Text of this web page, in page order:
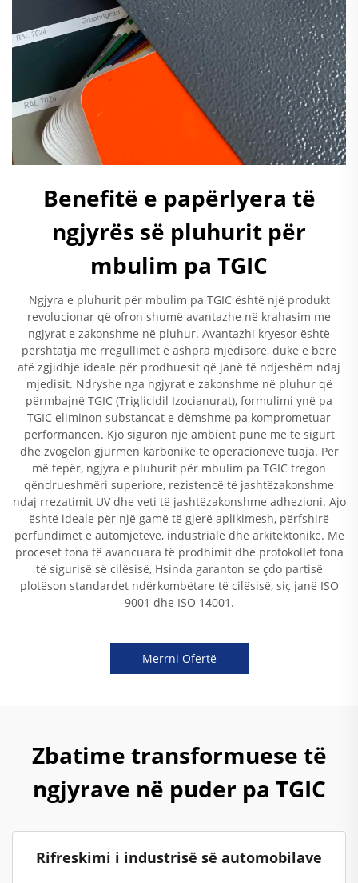
Benefitë e papërlyera të
ngjyrës së pluhurit për
mbulim pa TGIC
Ngjyra e pluhurit për mbulim pa TGIC është një produkt
revolucionar që ofron shumë avantazhe në krahasim me
ngjyrat e zakonshme në pluhur. Avantazhi kryesor është
përshtatja me rregullimet e ashpra mjedisore, duke e bërë
atë zgjidhje ideale për prodhuesit që janë të ndjeshëm ndaj
mjedisit. Ndryshe nga ngjyrat e zakonshme në pluhur që
përmbajnë TGIC (Triglicidil Izocianurat), formulimi ynë pa
TGIC eliminon substancat e dëmshme pa komprometuar
performancën. Kjo siguron një ambient punë më të sigurt
dhe zvogëlon gjurmën karbonike të operacioneve tuaja. Për
më tepër, ngjyra e pluhurit për mbulim pa TGIC tregon
qëndrueshmëri superiore, rezistencë të jashtëzakonshme
ndaj rrezatimit UV dhe veti të jashtëzakonshme adhezioni. Ajo
është ideale për një gamë të gjerë aplikimesh, përfshirë
përfundimet e automjeteve, industriale dhe arkitektonike. Me
proceset tona të avancuara të prodhimit dhe protokollet tona
të sigurisë së cilësisë, Hsinda garanton se çdo partisë
plotëson standardet ndërkombëtare të cilësisë, siç janë ISO
9001 dhe ISO 14001.
Merrni Ofertë
Zbatime transformuese të
ngjyrave në puder pa TGIC
Rifreskimi i industrisë së automobilave